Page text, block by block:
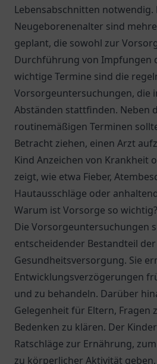
Lebensabschnitten notwendig.
Neugeborenenalter sind
geplant, die sowohl zur
Durchführung von Impfungen
wichtige Termine sind die
Vorsorgeuntersuchungen, die
Abständen stattfinden. Neben
routinemäßigen Terminen
Betracht ziehen, einen Arzt
Kind Anzeichen von Krankheit
zeigt, wie etwa Fieber,
Hautausschläge oder
Warum ist Vorsorge so wichtig?
Die Vorsorgeuntersuchungen
entscheidender Bestandteil
Gesundheitsversorgung. Sie
Entwicklungsverzögerungen
und zu behandeln. Darüber
Gelegenheit für Eltern, Fragen
Bedenken zu klären. Der
Ratschläge zur Ernährung,
zu körperlicher Aktivität